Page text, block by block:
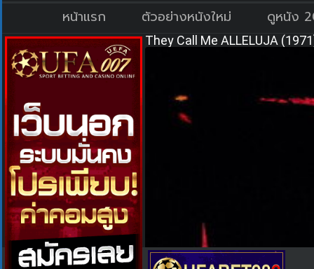
หน้าแรก ตัวอย่างหนังใหม่ ดูหนัง
They Call Me ALLELUJA